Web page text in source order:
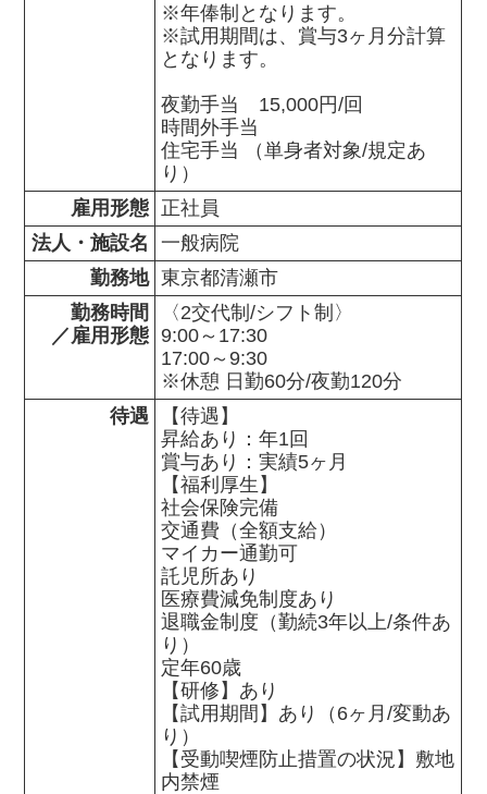
※年俸制となります。
※試用期間は、賞与3ヶ月分計算
となります。
夜勤手当　15,000円/回
時間外手当
住宅手当 （単身者対象/規定あ
り）
雇用形態 正社員
法人・施設名
一般病院
勤務地
勤務時間
／雇用形態
〈2交代制/シフト制〉
9:00～17:30
17:00～9:30
※休憩 日勤60分/夜勤120分
待遇
【待遇】
昇給あり：年1回
賞与あり：実績5ヶ月
【福利厚生】
社会保険完備
交通費（全額支給）
マイカー通勤可
託児所あり
医療費減免制度あり
退職金制度（勤続3年以上/条件あ
り）
定年60歳
【研修】あり
【試用期間】あり（6ヶ月/変動あ
り）
【受動喫煙防止措置の状況】敷地
内禁煙